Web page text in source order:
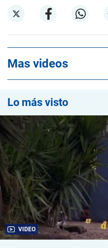
Mas videos
Lo más visto
VIDEO